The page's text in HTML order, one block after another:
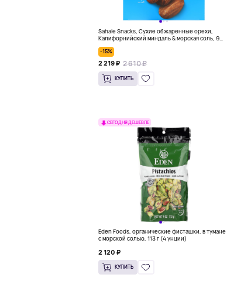
Sahale Snacks, Сухие обжаренные орехи,
Калифорнийский миндаль & морская соль, 9
упаковок по 1,5 унции (42,5 граммов)
-15%
2 219 ₽ 2 610 ₽
КУПИТЬ
СЕГОДНЯ ДЕШЕВЛЕ
Eden Foods, органические фисташки, в тумане
с морской солью, 113 г (4 унции)
2 120 ₽
КУПИТЬ